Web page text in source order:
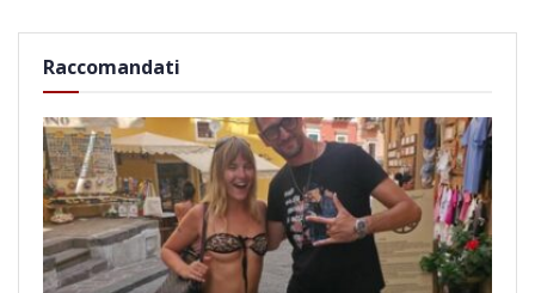
Raccomandati